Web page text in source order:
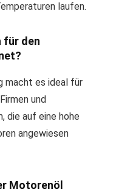
laufen.
für den
macht es ideal für
und
die auf eine hohe
angewiesen
Motorenöl